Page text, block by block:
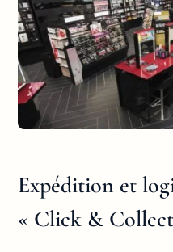
Expédition et
« Click &